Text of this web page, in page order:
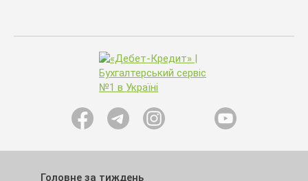
Головне за тиждень